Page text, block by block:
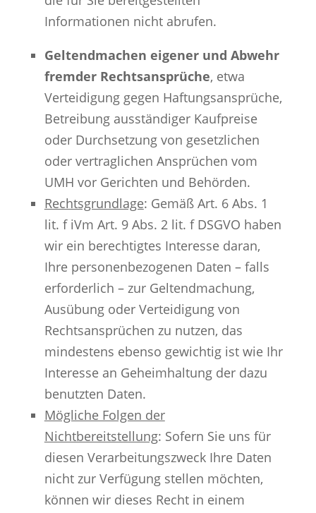
Informationen nicht abrufen.
Geltendmachen eigener und Abwehr
fremder Rechtsansprüche, etwa
Verteidigung gegen Haftungsansprüche,
Betreibung ausständiger Kaufpreise
oder Durchsetzung von gesetzlichen
oder vertraglichen Ansprüchen vom
UMH vor Gerichten und Behörden.
Rechtsgrundlage: Gemäß Art. 6 Abs. 1
lit. f iVm Art. 9 Abs. 2 lit. f DSGVO haben
wir ein berechtigtes Interesse daran,
Ihre personenbezogenen Daten – falls
erforderlich – zur Geltendmachung,
Ausübung oder Verteidigung von
Rechtsansprüchen zu nutzen, das
mindestens ebenso gewichtig ist wie Ihr
Interesse an Geheimhaltung der dazu
benutzten Daten.
Mögliche Folgen der
Nichtbereitstellung: Sofern Sie uns für
diesen Verarbeitungszweck Ihre Daten
nicht zur Verfügung stellen möchten,
können wir dieses Recht in einem